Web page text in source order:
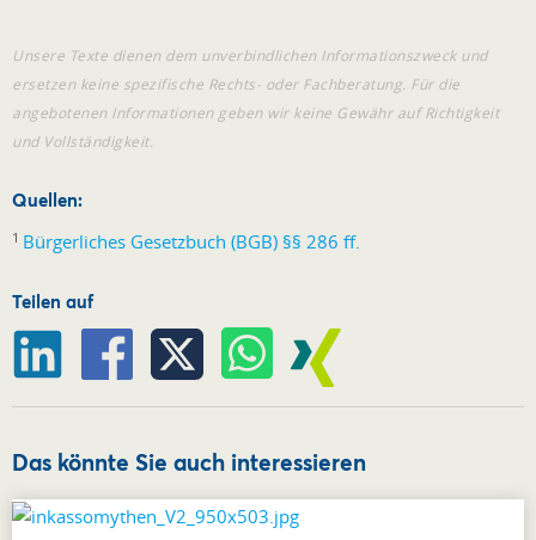
Unsere Texte dienen dem unverbindlichen Informationszweck und
ersetzen keine spezifische Rechts- oder Fachberatung. Für die
angebotenen Informationen geben wir keine Gewähr auf Richtigkeit
und Vollständigkeit.
Quellen:
1 Bürgerliches Gesetzbuch (BGB) §§ 286 ff.
Teilen auf
Das könnte Sie auch interessieren